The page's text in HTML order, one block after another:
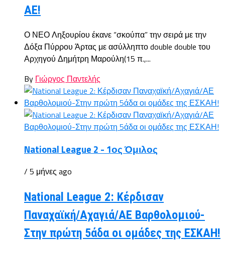
ΑΕ!
Ο ΝΕΟ Ληξουρίου έκανε “σκούπα” την σειρά με την
Δόξα Πύρρου Άρτας με ασύλληπτο double double του
Αρχηγού Δημήτρη Μαρούλη(15 π.,...
By Γιώργος Παντελής
National League 2 - 1ος Όμιλος
/ 5 μήνες ago
National League 2: Κέρδισαν
Παναχαϊκή/Αχαγιά/ΑΕ Βαρθολομιού-
Στην πρώτη 5άδα οι ομάδες της ΕΣΚΑΗ!